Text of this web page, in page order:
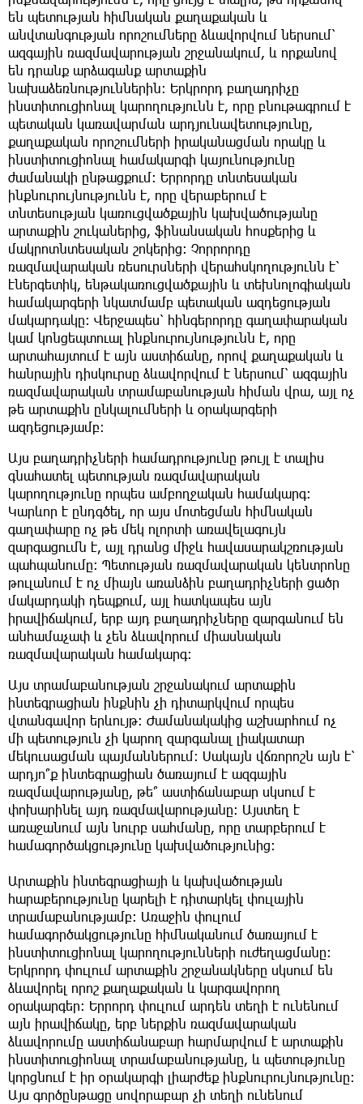
են պետության հիմնական քաղաքական և
անվտանգության որոշումները ձևավորվում ներսում՝
ազգային ռազմավարության շրջանակում, և որքանով
են դրանք արձագանք արտաքին
նախաձեռնություններին։ Երկրորդ բաղադրիչը
ինստիտուցիոնալ կարողությունն է, որը բնութագրում է
պետական կառավարման արդյունավետությունը,
քաղաքական որոշումների իրականացման որակը և
ինստիտուցիոնալ համակարգի կայունությունը
ժամանակի ընթացքում։ Երրորդը տնտեսական
ինքնուրույնությունն է, որը վերաբերում է
տնտեսության կառուցվածքային կախվածությանը
արտաքին շուկաներից, ֆինանսական հոսքերից և
մակրոտնտեսական շոկերից։ Չորրորդը
ռազմավարական ռեսուրսների վերահսկողությունն է՝
էներգետիկ, ենթակառուցվածքային և տեխնոլոգիական
համակարգերի նկատմամբ պետական ազդեցության
մակարդակը։ Վերջապես՝ հինգերորդը գաղափարական
կամ կոնցեպտուալ ինքնուրույնությունն է, որը
արտահայտում է այն աստիճանը, որով քաղաքական և
հանրային դիսկուրսը ձևավորվում է ներսում՝ ազգային
ռազմավարական տրամաբանության հիման վրա, այլ ոչ
թե արտաքին ընկալումների և օրակարգերի
ազդեցությամբ։
Այս բաղադրիչների համադրությունը թույլ է տալիս
գնահատել պետության ռազմավարական
կարողությունը որպես ամբողջական համակարգ։
Կարևոր է ընդգծել, որ այս մոտեցման հիմնական
գաղափարը ոչ թե մեկ ոլորտի առավելագույն
զարգացումն է, այլ դրանց միջև հավասարակշռության
պահպանումը։ Պետության ռազմավարական կենտրոնը
թուլանում է ոչ միայն առանձին բաղադրիչների ցածր
մակարդակի դեպքում, այլ հատկապես այն
իրավիճակում, երբ այդ բաղադրիչները զարգանում են
անհամաչափ և չեն ձևավորում միասնական
ռազմավարական համակարգ։
Այս տրամաբանության շրջանակում արտաքին
ինտեգրացիան ինքնին չի դիտարկվում որպես
վտանգավոր երևույթ։ Ժամանակակից աշխարհում ոչ
մի պետություն չի կարող զարգանալ լիակատար
մեկուսացման պայմաններում։ Սակայն վճռորոշն այն է՝
արդյո՞ք ինտեգրացիան ծառայում է ազգային
ռազմավարությանը, թե՞ աստիճանաբար սկսում է
փոխարինել այդ ռազմավարությանը։ Այստեղ է
առաջանում այն նուրբ սահմանը, որը տարբերում է
համագործակցությունը կախվածությունից։
Արտաքին ինտեգրացիայի և կախվածության
հարաբերությունը կարելի է դիտարկել փուլային
տրամաբանությամբ։ Առաջին փուլում
համագործակցությունը հիմնականում ծառայում է
ինստիտուցիոնալ կարողությունների ուժեղացմանը։
Երկրորդ փուլում արտաքին շրջանակները սկսում են
ձևավորել որոշ քաղաքական և կարգավորող
օրակարգեր։ Երրորդ փուլում արդեն տեղի է ունենում
այն իրավիճակը, երբ ներքին ռազմավարական
ձևավորումը աստիճանաբար հարմարվում է արտաքին
ինստիտուցիոնալ տրամաբանությանը, և պետությունը
կորցնում է իր օրակարգի լիարժեք ինքնուրույնությունը։
Այս գործընթացը սովորաբար չի տեղի ունենում